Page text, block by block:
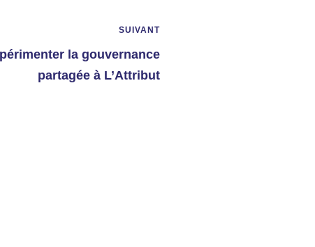
SUIVANT
la gouvernance
partagée à L’Attribut